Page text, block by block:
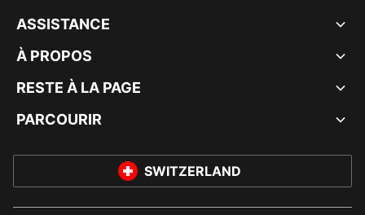
ASSISTANCE
À PROPOS
RESTE À LA PAGE
PARCOURIR
SWITZERLAND